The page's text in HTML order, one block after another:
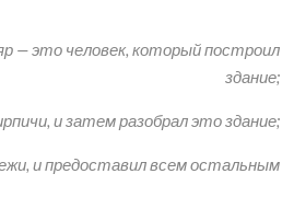
— это человек, который построил
здание;
и затем разобрал это здание;
и предоставил всем остальным